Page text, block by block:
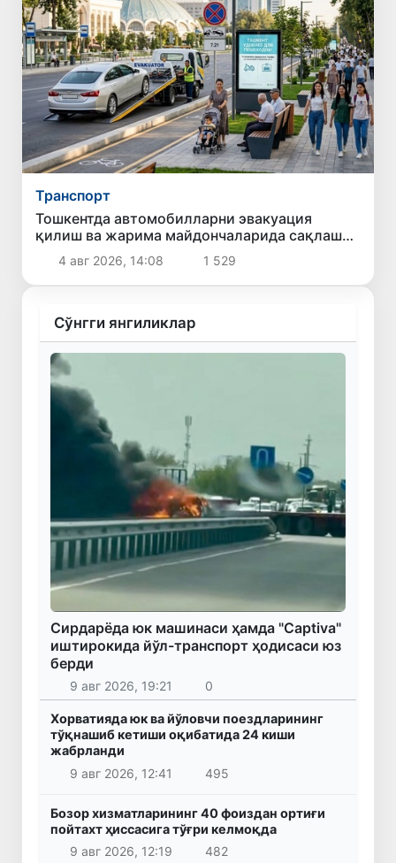
Транспорт
Тошкентда автомобилларни эвакуация
қилиш ва жарима майдончаларида сақлаш
учун тўловларнинг энг юқори миқдори
белгиланмоқда
4 авг 2026, 14:08 1 529
Сўнгги янгиликлар
Сирдарёда юк машинаси ҳамда "Captiva"
иштирокида йўл-транспорт ҳодисаси юз
берди
9 авг 2026, 19:21 0
Хорватияда юк ва йўловчи поездларининг
тўқнашиб кетиши оқибатида 24 киши
жабрланди
9 авг 2026, 12:41
495
Бозор хизматларининг 40 фоиздан ортиғи
пойтахт ҳиссасига тўғри келмоқда
9 авг 2026, 12:19
482